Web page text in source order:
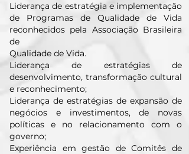
Liderança de estratégia e implementação
de Programas de Qualidade de Vida
reconhecidos pela Associação Brasileira
de
Qualidade de Vida.
Liderança de estratégias de
desenvolvimento, transformação cultural
e reconhecimento;
Liderança de estratégias de expansão de
negócios e investimentos, de novas
políticas e no relacionamento com o
governo;
Experiência em gestão de Comitês de